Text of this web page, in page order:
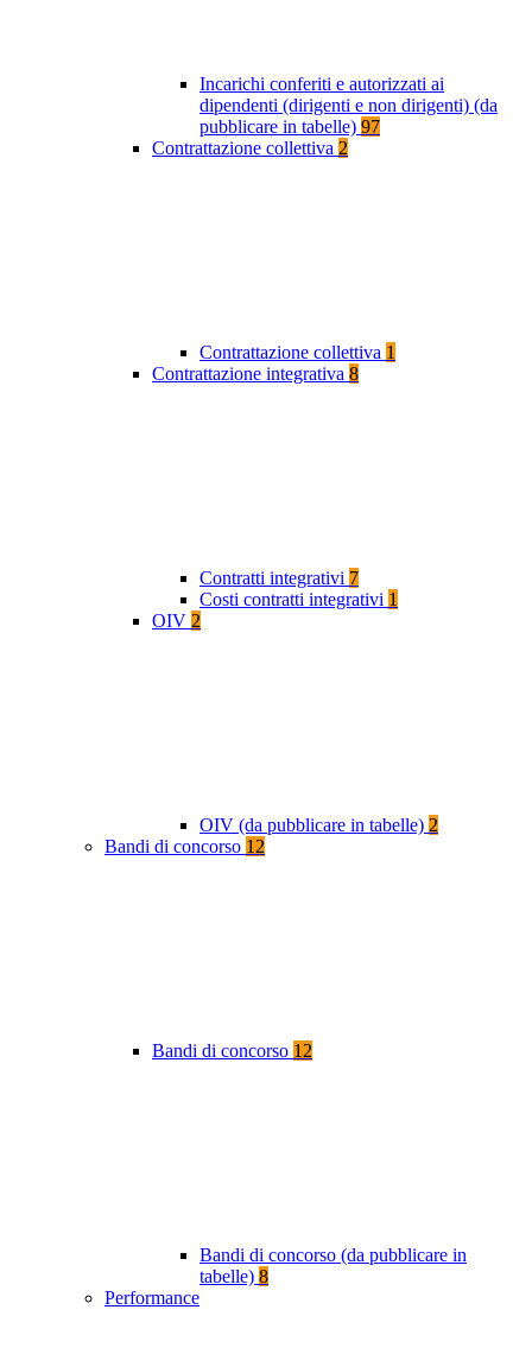
Incarichi conferiti e autorizzati ai
dipendenti (dirigenti e non dirigenti) (da
pubblicare in tabelle) 97
Contrattazione collettiva 2
Contrattazione collettiva 1
Contrattazione integrativa 8
Contratti integrativi 7
Costi contratti integrativi 1
OIV 2
OIV (da pubblicare in tabelle) 2
Bandi di concorso 12
Bandi di concorso 12
Bandi di concorso (da pubblicare in
tabelle) 8
Performance